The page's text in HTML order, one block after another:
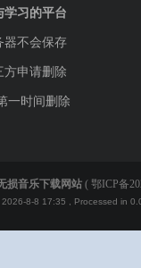
学习的平台
器不会保存
方申请删除
一时间删除
损音乐下载网站 ( 鄂ICP备
2026-8-8 17:35 , Processed in